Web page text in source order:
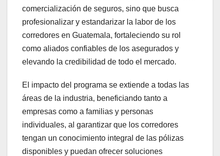
comercialización de seguros, sino que busca
profesionalizar y estandarizar la labor de los
corredores en Guatemala, fortaleciendo su rol
como aliados confiables de los asegurados y
elevando la credibilidad de todo el mercado.
El impacto del programa se extiende a todas las
áreas de la industria, beneficiando tanto a
empresas como a familias y personas
individuales, al garantizar que los corredores
tengan un conocimiento integral de las pólizas
disponibles y puedan ofrecer soluciones